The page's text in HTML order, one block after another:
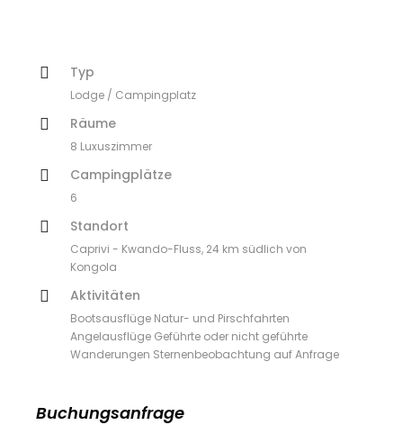
Typ
Lodge / Campingplatz
Räume
8 Luxuszimmer
Campingplätze
6
Standort
Caprivi - Kwando-Fluss, 24 km südlich von
Kongola
Aktivitäten
Bootsausflüge Natur- und Pirschfahrten
Angelausflüge Geführte oder nicht geführte
Wanderungen Sternenbeobachtung auf Anfrage
Buchungsanfrage